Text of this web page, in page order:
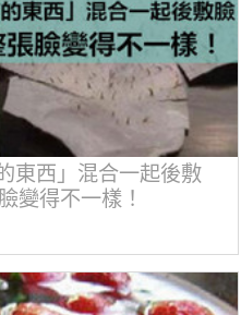
東西」混合一起後敷
變得不一樣！